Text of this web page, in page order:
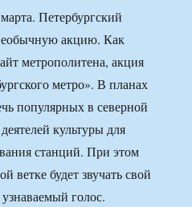
Петербургский
акцию. Как
метрополитена, акция
метро». В планах
популярных в северной
культуры для
станций. При этом
ветке будет звучать свой
голос.